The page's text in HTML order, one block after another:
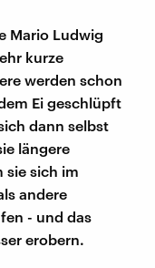
Mario Ludwig
kurze
werden schon
Ei geschlüpft
dann selbst
längere
sie sich im
andere
- und das
erobern.